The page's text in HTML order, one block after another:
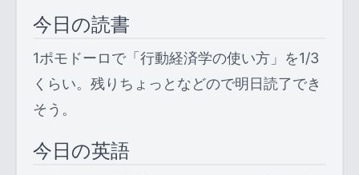
今日の読書
1ポモドーロで「行動経済学の使い方」を1/3
くらい。残りちょっとなどので明日読了でき
そう。
今日の英語